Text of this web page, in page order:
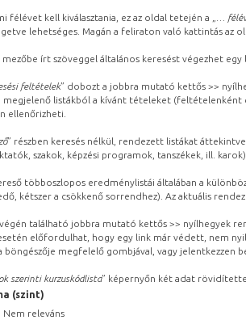
félévet kell kiválasztania, ez az oldal tetején a „ …
lehetséges. Magán a feliraton való kattintás az
mezőbe írt szöveggel általános keresést végezhet
feltételek” dobozt a jobbra mutató kettős >>
listákból a kívánt tételeket (feltételenként
ellenőrizheti.
” részben keresés nélkül, rendezett listákat
szakok, képzési programok, tanszékek, ill. karok).
többoszlopos eredménylistái általában a
kétszer a csökkenő sorrendhez). Az aktuális
található jobbra mutató kettős >> nyílhegyek
előfordulhat, hogy egy link már védett, nem
böngészője megfelelő gombjával, vagy jelentkezzen
szerinti kurzuskódlista” képernyőn két adat
(szint)
Nem releváns